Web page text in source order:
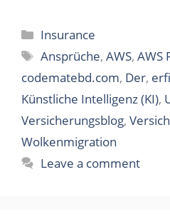
Categories
Insurance
Tags
Ansprüche,AWS,AWS
codematebd.com, Der,
Künstliche Intelligenz (KI),
Versicherungsblog,
Wolkenmigration
Leave a comment